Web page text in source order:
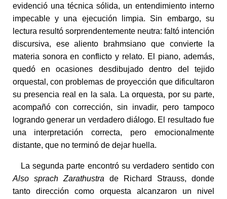
evidenció una técnica sólida, un entendimiento interno
impecable y una ejecución limpia. Sin embargo, su
lectura resultó sorprendentemente neutra: faltó intención
discursiva, ese aliento brahmsiano que convierte la
materia sonora en conflicto y relato. El piano, además,
quedó en ocasiones desdibujado dentro del tejido
orquestal, con problemas de proyección que dificultaron
su presencia real en la sala. La orquesta, por su parte,
acompañó con corrección, sin invadir, pero tampoco
logrando generar un verdadero diálogo. El resultado fue
una interpretación correcta, pero emocionalmente
distante, que no terminó de dejar huella.
La segunda parte encontró su verdadero sentido con
Also sprach Zarathustrade Richard Strauss, donde
tanto dirección como orquesta alcanzaron un nivel